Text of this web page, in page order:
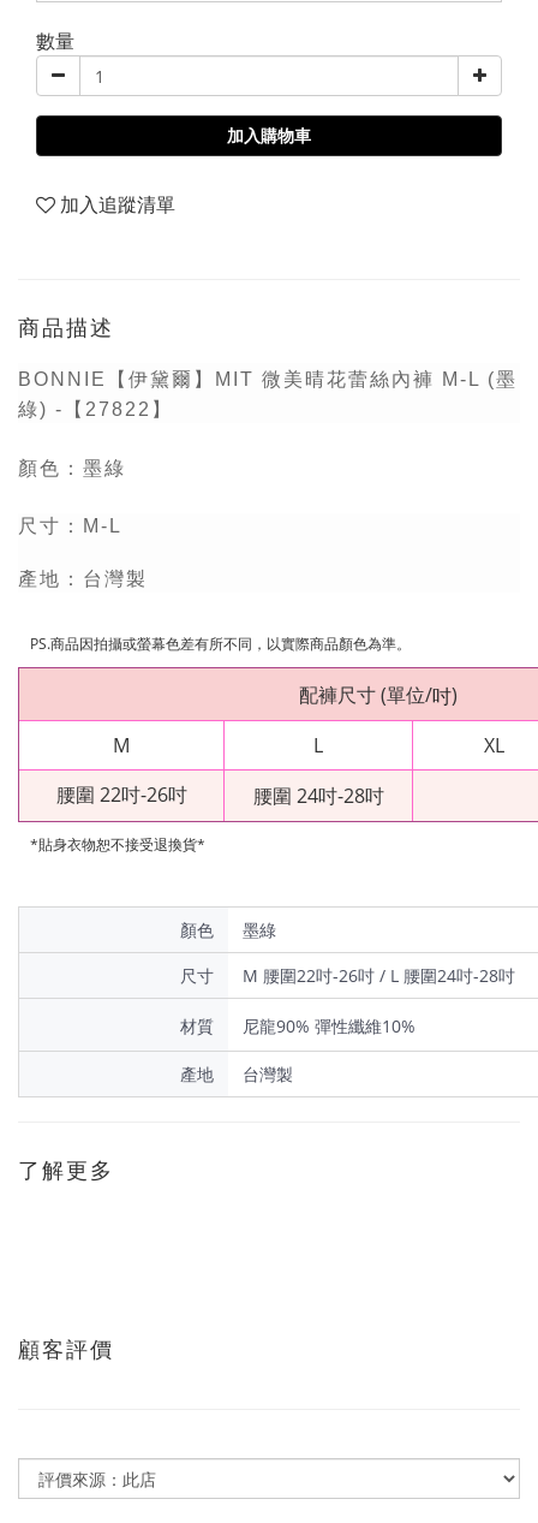
數量
加入購物車
加入追蹤清單
商品描述
BONNIE【伊黛爾】MIT 微美晴花蕾絲內褲 M-L (墨
綠) -【27822】
顏色： 墨綠
尺寸：M-L
產地：台灣製
PS.商品因拍攝或螢幕色差有所不同，以實際商品顏色為準。
配褲尺寸(單位/吋)
M
L
XL
腰圍 22吋-26吋
腰圍 24吋-28吋
*貼身衣物恕不接受退換貨*
顏色
墨綠
尺寸
M 腰圍22吋-26吋 / L 腰圍24吋-28吋
材質 尼龍90% 彈性纖維10%
產地 台灣製
了解更多
顧客評價